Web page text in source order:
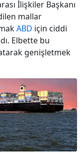
İlişkiler Başkanı
mallar
ABD için ciddi
Elbette bu
genişletmek